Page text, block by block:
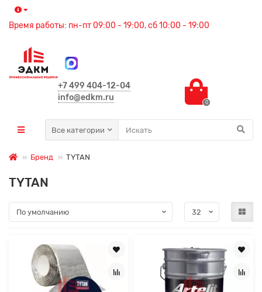
Время работы: пн-пт 09:00 - 19:00, сб 10:00 - 19:00
+7 499 404-12-04
info@edkm.ru
0
Все категории
Бренд TYTAN
TYTAN